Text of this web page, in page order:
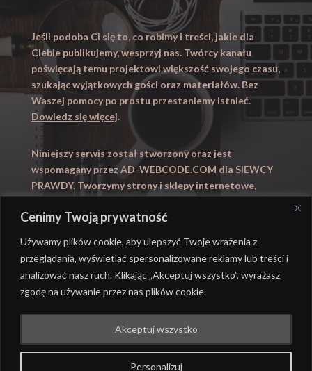
Cenimy Twoją prywatność
Używamy plików cookie, aby ulepszyć Twoje wrażenia z
przeglądania, wyświetlać spersonalizowane reklamy lub treści i
analizować nasz ruch. Klikając „Akceptuj wszystko”, wyrażasz
zgodę na używanie przez nas plików cookie.
Personalizuj
Akceptuj wszystko
Jeśli podoba Ci się to, co robimy i treści, jakie dla
Ciebie publikujemy, wesprzyj nas. Twórcy kanału
poświęcają temu projektowi większość swojego czasu,
szukając wyjątkowych gości oraz materiałów. Bez
Waszej pomocy po prostu przestaniemy istnieć.
Dowiedz się więcej.
Niniejszy serwis został stworzony oraz jest
wspomagany przez AD-WEBCODE.COM dla SIEWCY
PRAWDY. Tworzymy strony i sklepy internetowe,
Zapraszamy takze naWYUCZENI.PL
AD-WEBCODE.COM
PRAWDY |POLITYKA PRYWATNOŚCI